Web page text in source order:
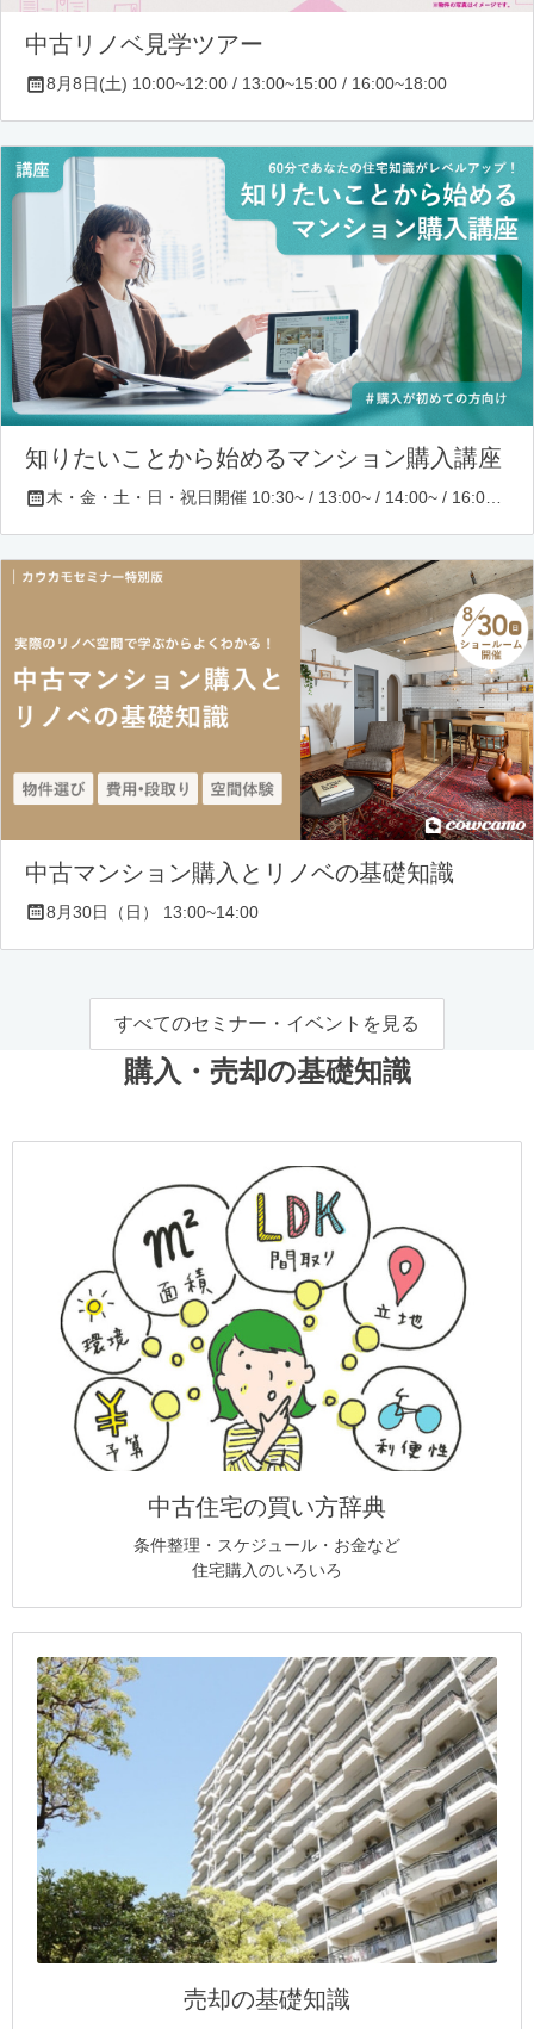
中古リノベ見学ツアー
8月8日(土) 10:00~12:00 / 13:00~15:00 / 16:00~18:00
知りたいことから始めるマンション購入講座
木・金・土・日・祝日開催 10:30~ / 13:00~ / 14:00~ / 16:00~ / 17:00~/ 18:30~/ 19:30~
中古マンション購入とリノベの基礎知識
8月30日（日） 13:00~14:00
すべてのセミナー・イベントを見る
購入・売却の基礎知識
中古住宅の買い方辞典
条件整理・スケジュール・お金など
住宅購入のいろいろ
売却の基礎知識